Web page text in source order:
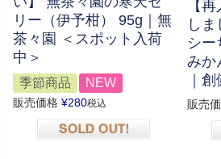
リー（伊予柑） 95g｜無
茶々園 ＜スポット入荷
中＞
季節商品 NEW
販売価格 ¥280税込
【
し
シー
みか
｜
販売